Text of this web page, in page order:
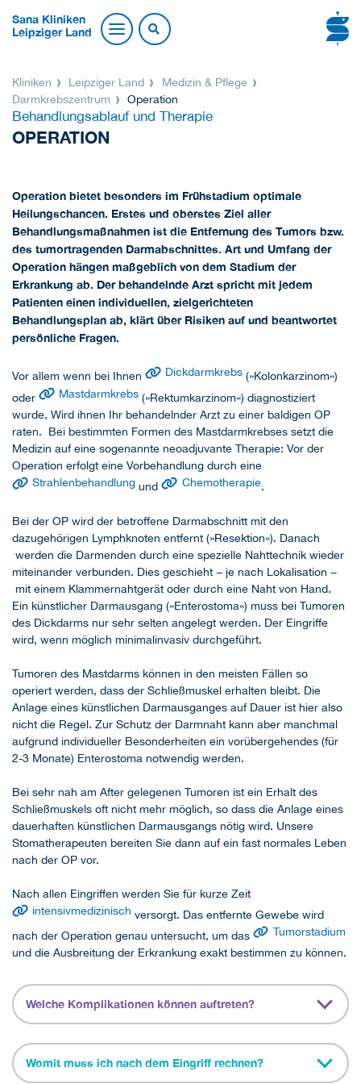
Sana Kliniken
Leipziger Land
Kliniken Leipziger Land
Medizin & Pflege
Darmkrebszentrum
Operation
Behandlungsablauf und Therapie
OPERATION
Operation bietet besonders im Frühstadium optimale
Heilungschancen. Erstes und oberstes Ziel aller
Behandlungsmaßnahmen ist die Entfernung des Tumors bzw.
des tumortragenden Darmabschnittes. Art und Umfang der
Operation hängen maßgeblich von dem Stadium der
Erkrankung ab. Der behandelnde Arzt spricht mit jedem
Patienten einen individuellen, zielgerichteten
Behandlungsplan ab, klärt über Risiken auf und beantwortet
persönliche Fragen.
Vor allem wenn bei Ihnen Dickdarmkrebs (»Kolonkarzinom«)
oder
Mastdarmkrebs (»Rektumkarzinom«) diagnostiziert
wurde, Wird ihnen Ihr behandelnder Arzt zu einer baldigen OP
raten. Bei bestimmten Formen des Mastdarmkrebses setzt die
Medizin auf eine sogenannte neoadjuvante Therapie: Vor der
Operation erfolgt eine Vorbehandlung durch eine
Strahlenbehandlung und Chemotherapie.
Bei der OP wird der betroffene Darmabschnitt mit den
dazugehörigen Lymphknoten entfernt (»Resektion«). Danach
werden die Darmenden durch eine spezielle Nahttechnik wieder
miteinander verbunden. Dies geschieht − je nach Lokalisation −
mit einem Klammernahtgerät oder durch eine Naht von Hand.
Ein künstlicher Darmausgang (»Enterostoma«) muss bei Tumoren
des Dickdarms nur sehr selten angelegt werden. Der Eingriffe
wird, wenn möglich minimalinvasiv durchgeführt.
Tumoren des Mastdarms können in den meisten Fällen so
operiert werden, dass der Schließmuskel erhalten bleibt. Die
Anlage eines künstlichen Darmausganges auf Dauer ist hier also
nicht die Regel. Zur Schutz der Darmnaht kann aber manchmal
aufgrund individueller Besonderheiten ein vorübergehendes (für
2-3 Monate) Enterostoma notwendig werden.
Bei sehr nah am After gelegenen Tumoren ist ein Erhalt des
Schließmuskels oft nicht mehr möglich, so dass die Anlage eines
dauerhaften künstlichen Darmausgangs nötig wird. Unsere
Stomatherapeuten bereiten Sie dann auf ein fast normales Leben
nach der OP vor.
Nach allen Eingriffen werden Sie für kurze Zeit
intensivmedizinisch versorgt. Das entfernte Gewebe wird
nach der Operation genau untersucht, um das
Tumorstadium
und die Ausbreitung der Erkrankung exakt bestimmen zu können.
Welche Komplikationen können auftreten?
Womit muss ich nach dem Eingriff rechnen?